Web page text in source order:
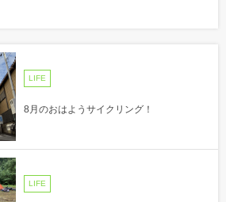
LIFE
8月のおはようサイクリング！
LIFE